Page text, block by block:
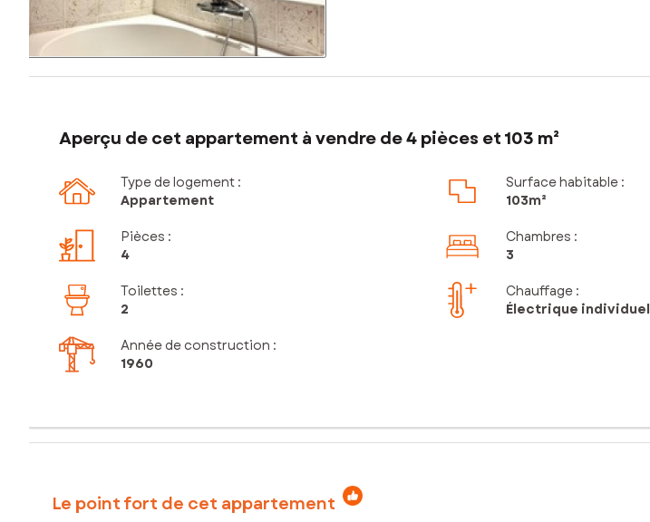
Aperçu de cet appartement à vendre de 4 pièces et 103 m²
Type de logement :
Appartement
Surface habitable :
103m²
Pièces :
4
Chambres :
3
Toilettes :
2
Chauffage :
Électrique individuel
Année de construction :
1960
Le point fort de cet appartement